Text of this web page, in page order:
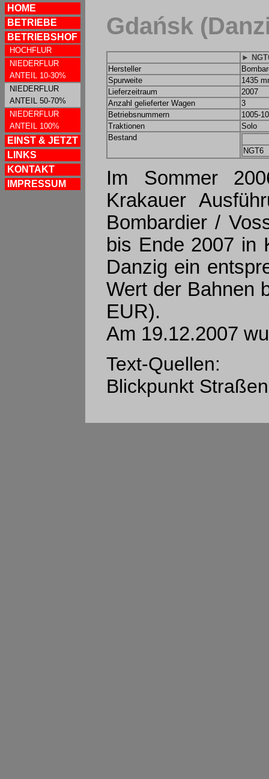
HOME
BETRIEBE
BETRIEBSHOF
HOCHFLUR
NIEDERFLUR
ANTEIL 10-30%
NIEDERFLUR
ANTEIL 50-70%
NIEDERFLUR
ANTEIL 100%
EINST & JETZT
LINKS
KONTAKT
IMPRESSUM
Gdańsk
►
Hersteller
Spurweite
1435
Lieferzeitraum
2007
Anzahl gelieferter Wagen
3
Betriebsnummern
1005-
Traktionen
Solo
Bestand
NGT6
Im Sommer
Krakauer
Bombardier /
bis Ende 2007 in
Danzig ein
Wert der Bahnen
EUR).
Am 19.12.2007
Text-Quellen:
Blickpunkt